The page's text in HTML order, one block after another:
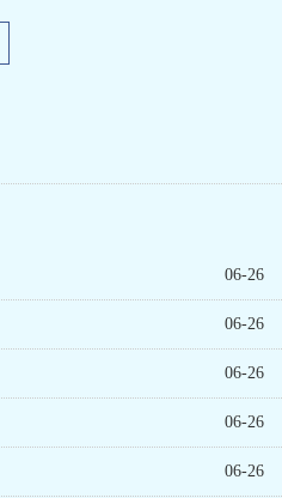
06-26
06-26
06-26
06-26
06-26